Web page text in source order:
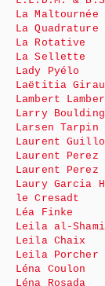
La Maltournée
La Quadrature
La Rotative
La Sellette
Lady Pyélo
Laëtitia
Lambert
Larry
Larsen Tarpin
Laurent
Laurent Perez
Laurent Perez
Laury Garcia
le Cresadt
Léa Finke
Leila al-Shami
Leila Chaix
Leila Porcher
Léna Coulon
Léna Rosada